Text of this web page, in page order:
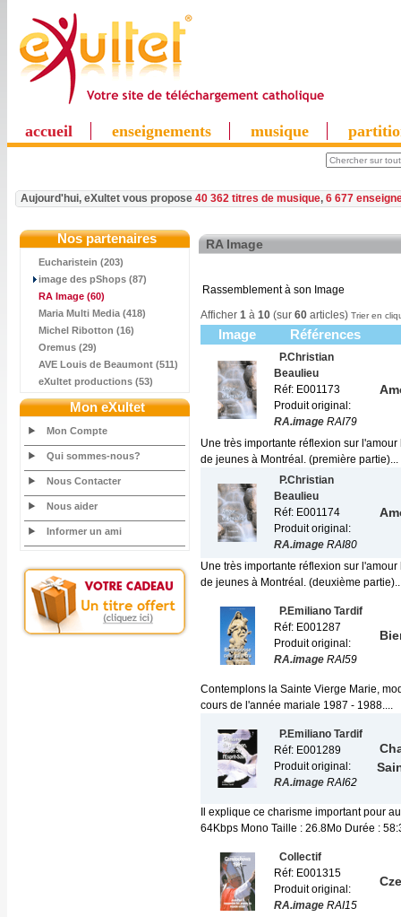
accueil enseignements musique
Aujourd'hui, eXultet vous propose 40 362 titres de musique, 6 677
Nos partenaires
Eucharistein (203)
image des pShops (87)
RA Image (60)
Maria Multi Media (418)
Michel Ribotton (16)
Oremus (29)
AVE Louis de Beaumont (511)
eXultet productions (53)
Mon eXultet
Mon Compte
Qui sommes-nous?
Nous Contacter
Nous aider
Informer un ami
RA Image
Rassemblement à son Image
Afficher 1 à 10 (sur 60 articles) Trier en
Image Références
P.Christian
Beaulieu
Réf: E001173
Produit original:
RA.image RAI79
Une très importante réflexion sur
de jeunes à Montréal. (première partie)...
P.Christian
Beaulieu
Réf: E001174
Produit original:
RA.image RAI80
Une très importante réflexion sur
de jeunes à Montréal. (deuxième
P.Emiliano Tardif
Réf: E001287
Produit original:
RA.image RAI59
Contemplons la Sainte Vierge Marie,
cours de l'année mariale 1987 - 1988....
P.Emiliano Tardif
Réf: E001289
Produit original:
RA.image RAI62
Il explique ce charisme important pour
64Kbps Mono Taille : 26.8Mo Durée :
Collectif
Réf: E001315
Produit original:
RA.image RAI15